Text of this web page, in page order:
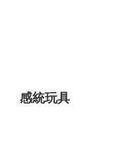
感統玩具